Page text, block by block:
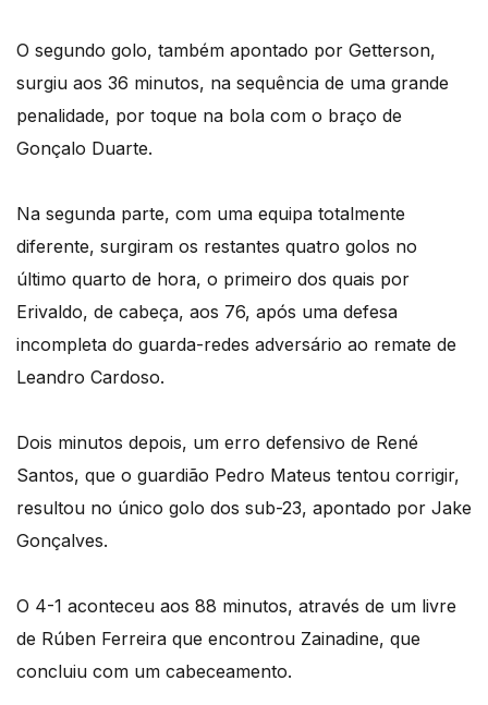
O segundo golo, também apontado por Getterson,
surgiu aos 36 minutos, na sequência de uma grande
penalidade, por toque na bola com o braço de
Gonçalo Duarte.
Na segunda parte, com uma equipa totalmente
diferente, surgiram os restantes quatro golos no
último quarto de hora, o primeiro dos quais por
Erivaldo, de cabeça, aos 76, após uma defesa
incompleta do guarda-redes adversário ao remate de
Leandro Cardoso.
Dois minutos depois, um erro defensivo de René
Santos, que o guardião Pedro Mateus tentou corrigir,
resultou no único golo dos sub-23, apontado por Jake
Gonçalves.
O 4-1 aconteceu aos 88 minutos, através de um livre
de Rúben Ferreira que encontrou Zainadine, que
concluiu com um cabeceamento.